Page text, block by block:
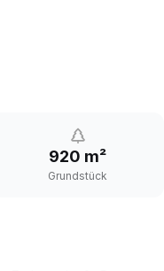
920 m²
Grundstück